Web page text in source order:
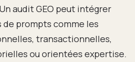
audit GEO peut intégrer
prompts comme les
transactionnelles,
ou orientées expertise.